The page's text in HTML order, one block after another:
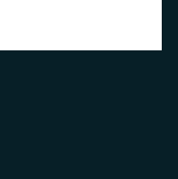
mercado?